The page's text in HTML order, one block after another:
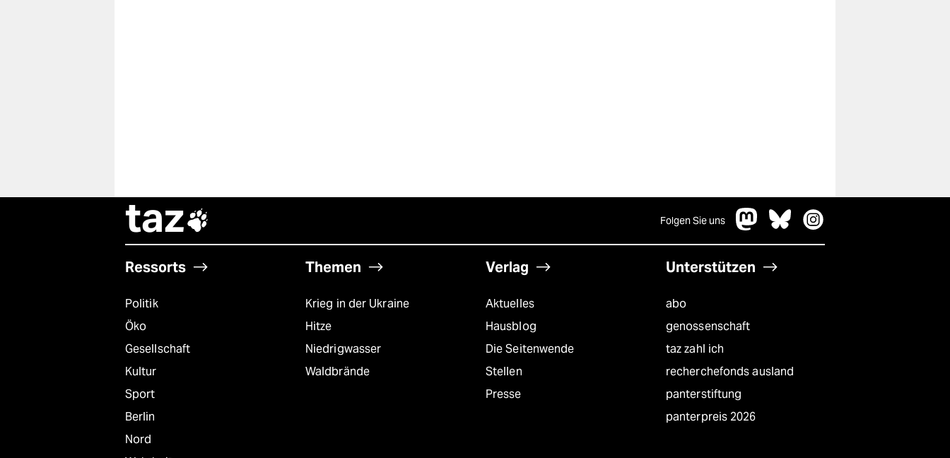
taz Folgen Sie uns
Ressorts
Politik
Öko
Gesellschaft
Kultur
Sport
Berlin
Nord
Themen
Krieg in der Ukraine
Hitze
Niedrigwasser
Waldbrände
Verlag
Aktuelles
Hausblog
Die Seitenwende
Stellen
Presse
Unterstützen
abo
genossenschaft
taz zahl ich
recherchefonds ausland
panterstiftung
panterpreis 2026